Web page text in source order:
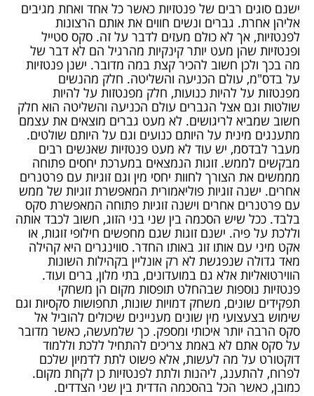
ישנם סוגים רבים של פנטזיות כאשר כל אחד ואחת מגיבים
אליהן אחרת. גברים ונשים חווים את אותם הרצונות
לפנטזיות, אך לא כולם מעזים לדבר על זה. סקס סטייל
ופנטזיות שהן מעט יותר קינקיות מהרגיל הם לא דבר של
מה בכך ולכן חשוב להכיר קצת במה מדובר. ישנן פנטזיות
על בדס"מ, עולם הכניעה והשליטה. חלק מהנשים
מפנטזות על להיות כנועות, חלק מפנטזות על להיות
שולטות וגם אצל הגברים עולם הכניעה והשליטה הוא חלק
חשוב שמביא לריגושים. לא מעט גברים מוצאים את עצמם
מתענגים מינית על היותם כנועים וגם על היותם שולטים.
מעבר לבדסמ, יש עוד לא מעט פנטזיות שאנשים רבים
מבקשים לממש. זוגות הנמצאים במערכת יחסים פתוחה
מממשים את הצורך לחוות יחסי מין וגם זוגיות עם פרטנרים
אחרים. ישנה זוגיות פוליאמורית המאפשרת זוגיות של ממש
עם פרטנרים אחרים וישנה זוגיות פתוחה המאפשרת סקס
בלבד. ככל שיש הסכמה בין שני בני הזוג, חשוב לכבד אותה
וללכת על פיה. ישנם זוגות שגם מחפשים חילופי זוגות, או
אקט מיני עם אותו זוג באותו החדר. סווינגרים היא קהילה
מאד גדולה שנפגשת לא רק אונליין בקהילות השונות
הווירטואליות אלא גם במועדונים, בתי מלון, ברים ועוד.
פנטזיות נוספות שבהחלט תופסות מקום הן משחקי
תפקידים שונים, משחק דמויות שונות, תחפושות סקסיות וגם
שימוש בצעצועי מין שונים מעניינים שיכולים להוביל אל
סקס הרבה יותר איכותי ומספק. כך שלמעשה, כאשר מדובר
על סקס אתם לא באמת צריכים להתחיל ללכת וללמוד
דוקטורט על מה לעשות, אלא פשוט לתת לדמיון שלכם
לפרוח, להתענג, ליהנות ולתת לפנטזיות כן לקחת מקום.
כמובן, כאשר הכל בהסכמה הדדית בין שני הצדדים.